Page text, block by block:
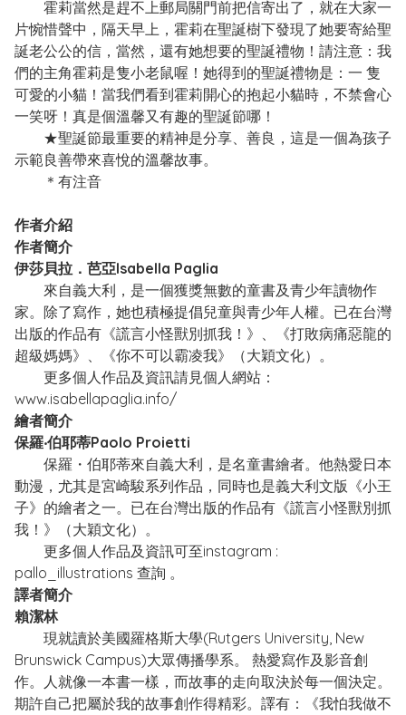
霍莉當然是趕不上郵局關門前把信寄出了，就在大家一
片惋惜聲中，隔天早上，霍莉在聖誕樹下發現了她要寄給聖
誕老公公的信，當然，還有她想要的聖誕禮物！請注意：我
們的主角霍莉是隻小老鼠喔！她得到的聖誕禮物是：一 隻
可愛的小貓！當我們看到霍莉開心的抱起小貓時，不禁會心
一笑呀！真是個溫馨又有趣的聖誕節哪！
★聖誕節最重要的精神是分享、善良，這是一個為孩子
示範良善帶來喜悅的溫馨故事。
＊有注音
作者介紹
作者簡介
伊莎貝拉．芭亞Isabella Paglia
來自義大利，是一個獲獎無數的童書及青少年讀物作
家。除了寫作，她也積極提倡兒童與青少年人權。已在台灣
出版的作品有《謊言小怪獸別抓我！》、《打敗病痛惡龍的
超級媽媽》、《你不可以霸凌我》（大穎文化）。
更多個人作品及資訊請見個人網站：
www.isabellapaglia.info/
繪者簡介
保羅‧伯耶蒂Paolo Proietti
保羅・伯耶蒂來自義大利，是名童書繪者。他熱愛日本
動漫，尤其是宮崎駿系列作品，同時也是義大利文版《小王
子》的繪者之一。已在台灣出版的作品有《謊言小怪獸別抓
我！》（大穎文化）。
更多個人作品及資訊可至instagram :
pallo_illustrations 查詢 。
譯者簡介
賴潔林
現就讀於美國羅格斯大學(Rutgers University, New
Brunswick Campus)大眾傳播學系。 熱愛寫作及影音創
作。人就像一本書一樣，而故事的走向取決於每一個決定。
期許自己把屬於我的故事創作得精彩。譯有：《我怕我做不